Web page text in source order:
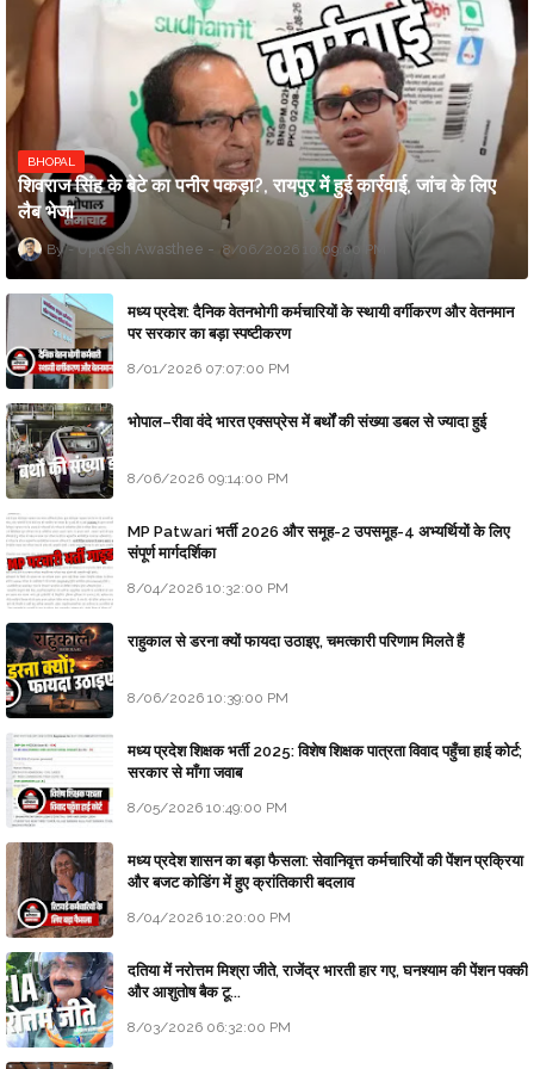
BHOPAL
शिवराज सिंह के बेटे का पनीर पकड़ा?, रायपुर में हुई कार्रवाई, जांच के लिए
लैब भेजा
Updesh Awasthee 8/06/2026 10:09:00 PM
मध्य प्रदेश: दैनिक वेतनभोगी कर्मचारियों के स्थायी वर्गीकरण और वेतनमान
पर सरकार का बड़ा स्पष्टीकरण
8/01/2026 07:07:00 PM
भोपाल–रीवा वंदे भारत एक्सप्रेस में बर्थों की संख्या डबल से ज्यादा हुई
8/06/2026 09:14:00 PM
MP Patwari भर्ती 2026 और समूह-2 उपसमूह-4 अभ्यर्थियों के लिए
संपूर्ण मार्गदर्शिका
8/04/2026 10:32:00 PM
राहुकाल से डरना क्यों फायदा उठाइए, चमत्कारी परिणाम मिलते हैं
8/06/2026 10:39:00 PM
मध्य प्रदेश शिक्षक भर्ती 2025: विशेष शिक्षक पात्रता विवाद पहुँचा हाई कोर्ट;
सरकार से माँगा जवाब
8/05/2026 10:49:00 PM
मध्य प्रदेश शासन का बड़ा फैसला: सेवानिवृत्त कर्मचारियों की पेंशन प्रक्रिया
और बजट कोडिंग में हुए क्रांतिकारी बदलाव
8/04/2026 10:20:00 PM
दतिया में नरोत्तम मिश्रा जीते, राजेंद्र भारती हार गए, घनश्याम की पेंशन पक्की
और आशुतोष बैक टू...
8/03/2026 06:32:00 PM